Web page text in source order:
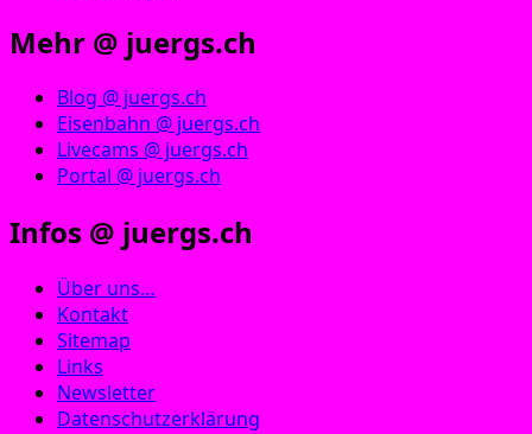
Mehr @ juergs.ch
Blog @ juergs.ch
Eisenbahn @ juergs.ch
Livecams @ juergs.ch
Portal @ juergs.ch
Infos @ juergs.ch
Über uns…
Kontakt
Sitemap
Links
Newsletter
Datenschutzerklärung